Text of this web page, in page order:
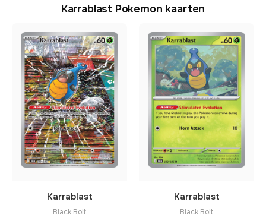
Karrablast Pokemon kaarten
Karrablast
Black Bolt
Karrablast
Black Bolt